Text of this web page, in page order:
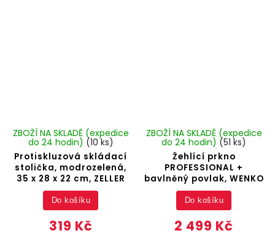
Protiskluzová skládací
stolička, modrozelená,
35 x 28 x 22 cm, ZELLER
ZBOŽÍ NA SKLADĚ (expedice
do 24 hodin) (10 ks)
319 Kč
Do košíku
Žehlící prkno
PROFESSIONAL +
bavlněný povlak, WENKO
ZBOŽÍ NA SKLADĚ (expedice
do 24 hodin) (51 ks)
2 499 Kč
Do košíku